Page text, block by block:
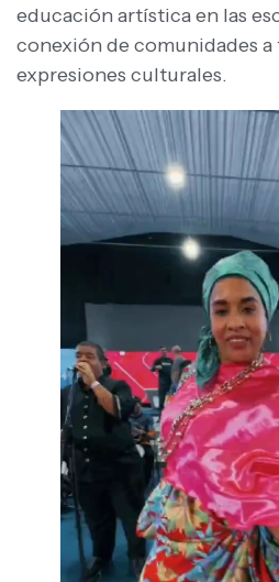
educación artística en las
conexión de comunidades a
expresiones culturales.